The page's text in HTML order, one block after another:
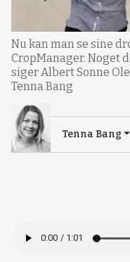
Nu kan man se sine
CropManager. Noget
siger Albert Sonne
Tenna Bang
Tenna Bang